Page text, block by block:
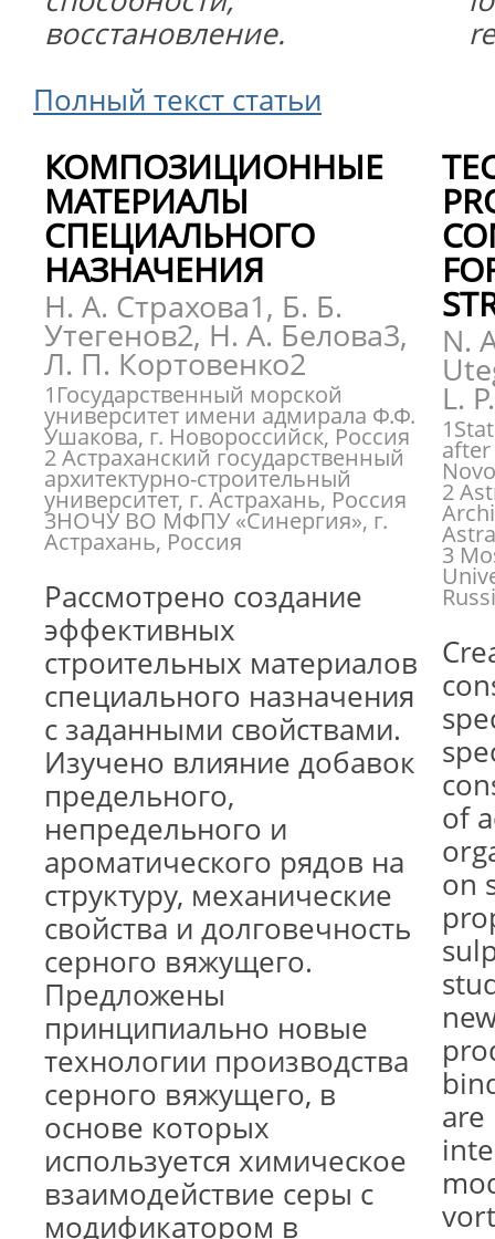
восстановление.
Полный текст статьи
КОМПОЗИЦИОННЫЕ
МАТЕРИАЛЫ
СПЕЦИАЛЬНОГО
НАЗНАЧЕНИЯ
Н. А. Страхова1, Б. Б.
Утегенов2, Н. А. Белова3,
Л. П. Кортовенко2
1Государственный морской
университет имени адмирала Ф.Ф.
Ушакова, г. Новороссийск, Россия
2 Астраханский государственный
архитектурно-строительный
университет, г. Астрахань, Россия
3НОЧУ ВО МФПУ «Синергия», г.
Астрахань, Россия
Рассмотрено создание
эффективных
строительных материалов
специального назначения
с заданными свойствами.
Изучено влияние добавок
предельного,
непредельного и
ароматического рядов на
структуру, механические
свойства и долговечность
серного вяжущего.
Предложены
принципиально новые
технологии производства
серного вяжущего, в
основе которых
используется химическое
взаимодействие серы с
модификатором в
N.
L.
after
2
3
of
on
are